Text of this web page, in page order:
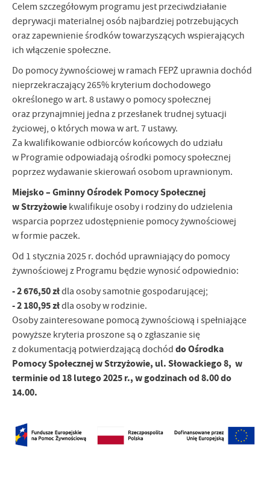
Celem szczegółowym programu jest przeciwdziałanie
deprywacji materialnej osób najbardziej potrzebujących
oraz zapewnienie środków towarzyszących wspierających
ich włączenie społeczne.
Do pomocy żywnościowej w ramach FEPŻ uprawnia dochód
nieprzekraczający 265% kryterium dochodowego
określonego w art. 8 ustawy o pomocy społecznej
oraz przynajmniej jedna z przesłanek trudnej sytuacji
życiowej, o których mowa w art. 7 ustawy.
Za kwalifikowanie odbiorców końcowych do udziału
w Programie odpowiadają ośrodki pomocy społecznej
poprzez wydawanie skierowań osobom uprawnionym.
Miejsko – Gminny Ośrodek Pomocy Społecznej
w Strzyżowie kwalifikuje osoby i rodziny do udzielenia
wsparcia poprzez udostępnienie pomocy żywnościowej
w formie paczek.
Od 1 stycznia 2025 r. dochód uprawniający do pomocy
żywnościowej z Programu będzie wynosić odpowiednio:
-2 676,50 złdla osoby samotnie gospodarującej;
-2 180,95 złdla osoby w rodzinie.
Osoby zainteresowane pomocą żywnościową i spełniające
powyższe kryteria proszone są o zgłaszanie się
z dokumentacją potwierdzającą dochód do Ośrodka
Pomocy Społecznej w Strzyżowie, ul. Słowackiego 8, w
terminie od 18 lutego 2025 r., w godzinach od 8.00 do
14.00.